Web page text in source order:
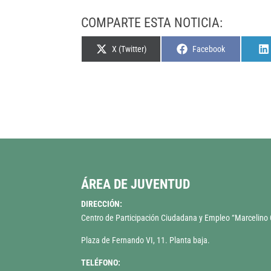
COMPARTE ESTA NOTICIA:
Compartir
X (Twitter)
Compartir
Facebook
ÁREA DE JUVENTUD
DIRECCIÓN:
Centro de Participación Ciudadana y Empleo “Marcelino
Plaza de Fernando VI, 11. Planta baja.
TELÉFONO: